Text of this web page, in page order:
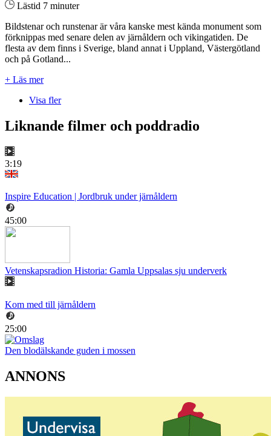
Lästid 7 minuter
Bildstenar och runstenar är våra kanske mest kända monument som
förknippas med senare delen av järnåldern och vikingatiden. De
flesta av dem finns i Sverige, bland annat i Uppland, Västergötland
och på Gotland...
+ Läs mer
Visa fler
Liknande filmer och poddradio
3:19
Inspire Education | Jordbruk under järnåldern
45:00
Vetenskapsradion Historia: Gamla Uppsalas sju underverk
Kom med till järnåldern
25:00
Den blodälskande guden i mossen
ANNONS